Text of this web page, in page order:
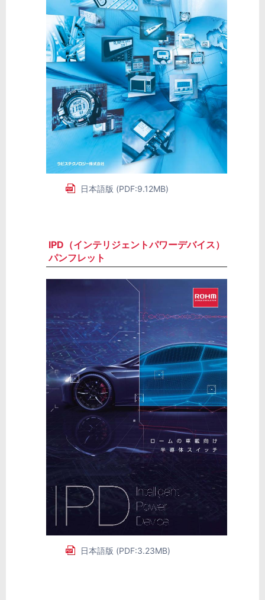
日本語版 (PDF:9.12MB)
IPD（インテリジェントパワーデバイス）
パンフレット
日本語版 (PDF:3.23MB)